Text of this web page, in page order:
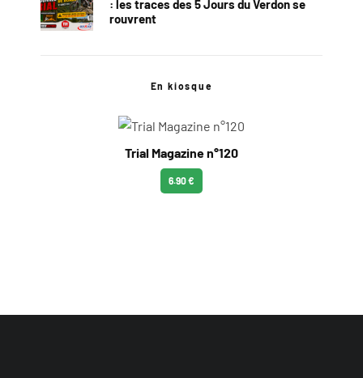
: les traces des 5 Jours du Verdon se
rouvrent
En kiosque
Trial Magazine n°120
6.90 €